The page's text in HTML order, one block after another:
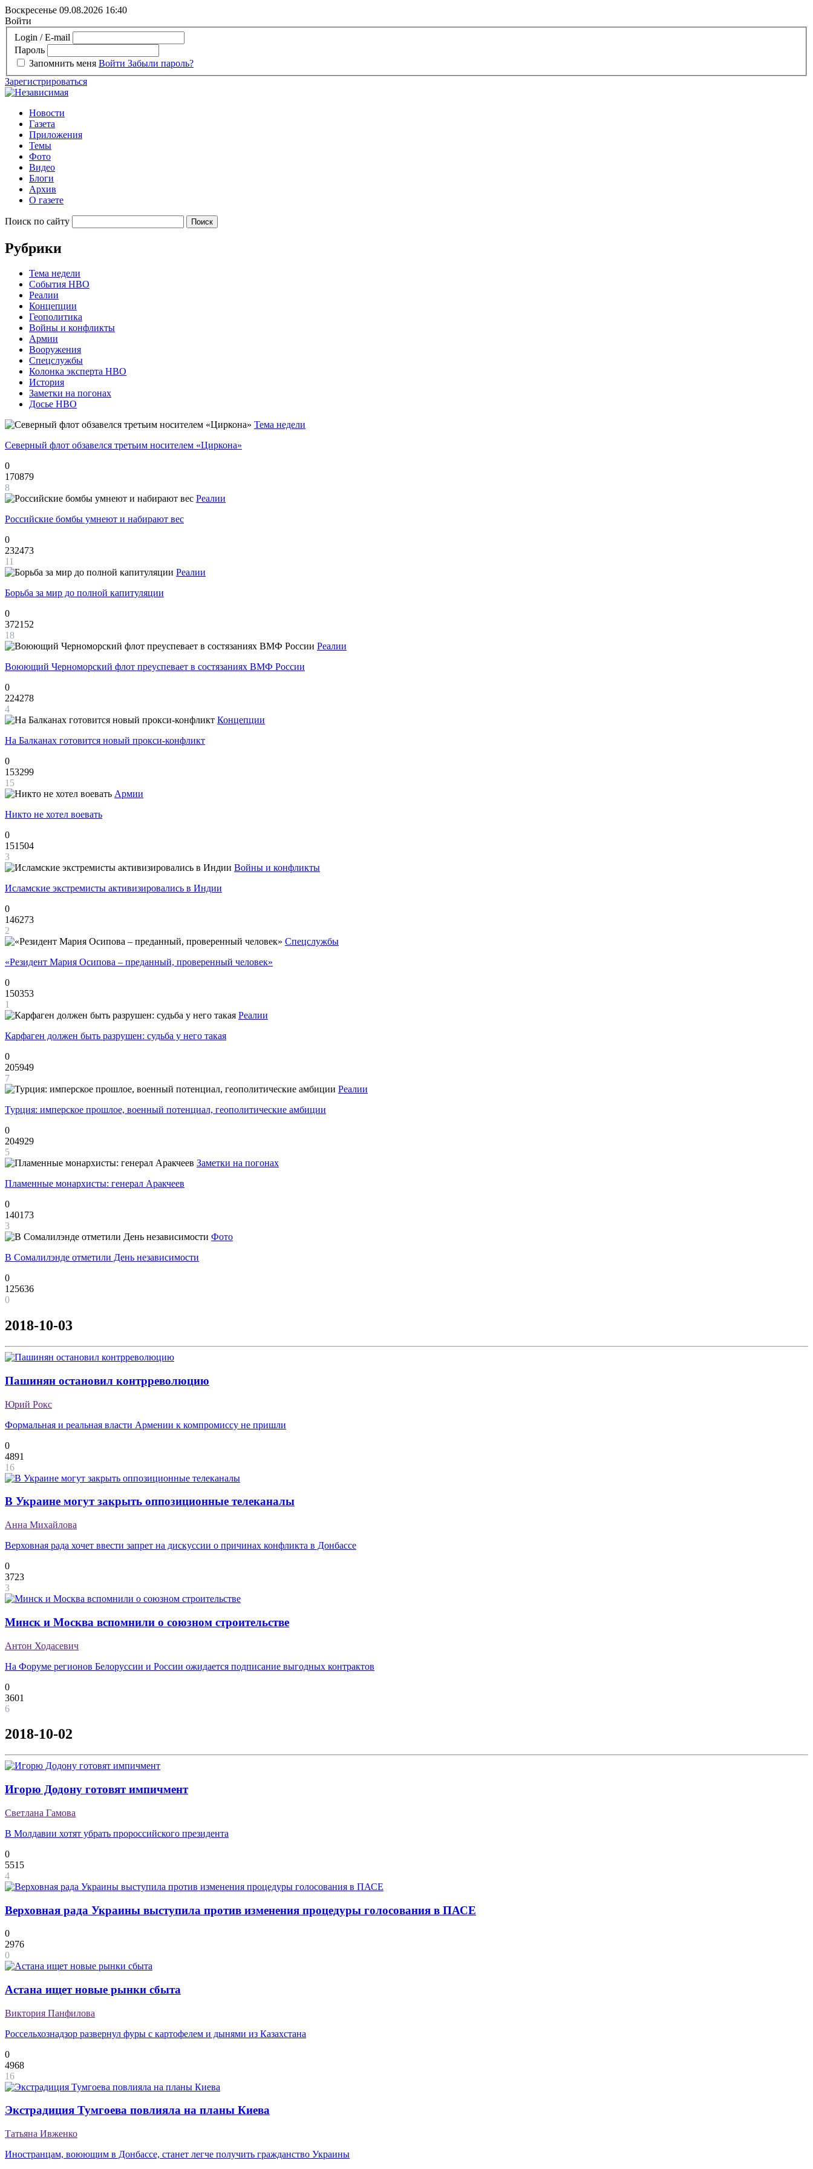
Воскресенье 09.08.2026 16:40
Войти
Login / E-mail
Пароль
Запомнить меня Войти Забыли пароль?
Зарегистрироваться
Новости
Газета
Приложения
Темы
Фото
Видео
Блоги
Архив
О газете
Поиск по сайту
Рубрики
Тема недели
События НВО
Реалии
Концепции
Геополитика
Войны и конфликты
Армии
Вооружения
Спецслужбы
Колонка эксперта НВО
История
Заметки на погонах
Досье НВО
Тема недели
Северный флот обзавелся третьим носителем «Циркона»
0
170879
8
Реалии
Российские бомбы умнеют и набирают вес
0
232473
11
Реалии
Борьба за мир до полной капитуляции
0
372152
18
Реалии
Воюющий Черноморский флот преуспевает в состязаниях ВМФ России
0
224278
4
Концепции
На Балканах готовится новый прокси-конфликт
0
153299
15
Армии
Никто не хотел воевать
0
151504
3
Войны и конфликты
Исламские экстремисты активизировались в Индии
0
146273
2
Спецслужбы
«Резидент Мария Осипова – преданный, проверенный человек»
0
150353
1
Реалии
Карфаген должен быть разрушен: судьба у него такая
0
205949
7
Реалии
Турция: имперское прошлое, военный потенциал, геополитические амбиции
0
204929
5
Заметки на погонах
Пламенные монархисты: генерал Аракчеев
0
140173
3
Фото
В Сомалилэнде отметили День независимости
0
125636
0
2018-10-03
Пашинян остановил контрреволюцию
Юрий Рокс
Формальная и реальная власти Армении к компромиссу не пришли
0
4891
16
В Украине могут закрыть оппозиционные телеканалы
Анна Михайлова
Верховная рада хочет ввести запрет на дискуссии о причинах конфликта в Донбассе
0
3723
3
Минск и Москва вспомнили о союзном строительстве
Антон Ходасевич
На Форуме регионов Белоруссии и России ожидается подписание выгодных контрактов
0
3601
6
2018-10-02
Игорю Додону готовят импичмент
Светлана Гамова
В Молдавии хотят убрать пророссийского президента
0
5515
4
Верховная рада Украины выступила против изменения процедуры голосования в ПАСЕ
0
2976
0
Астана ищет новые рынки сбыта
Виктория Панфилова
Россельхознадзор развернул фуры с картофелем и дынями из Казахстана
0
4968
16
Экстрадиция Тумгоева повлияла на планы Киева
Татьяна Ивженко
Иностранцам, воюющим в Донбассе, станет легче получить гражданство Украины